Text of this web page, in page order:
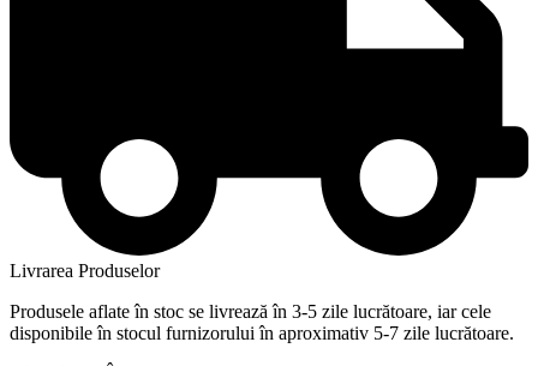
Livrarea Produselor
Produsele aflate în stoc se livrează în 3-5 zile lucrătoare, iar cele
disponibile în stocul furnizorului în aproximativ 5-7 zile lucrătoare.